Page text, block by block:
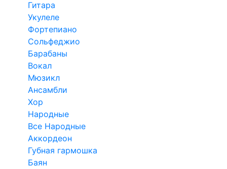
Гитара
Укулеле
Фортепиано
Сольфеджио
Барабаны
Вокал
Мюзикл
Ансамбли
Хор
Народные
Все Народные
Аккордеон
Губная гармошка
Баян